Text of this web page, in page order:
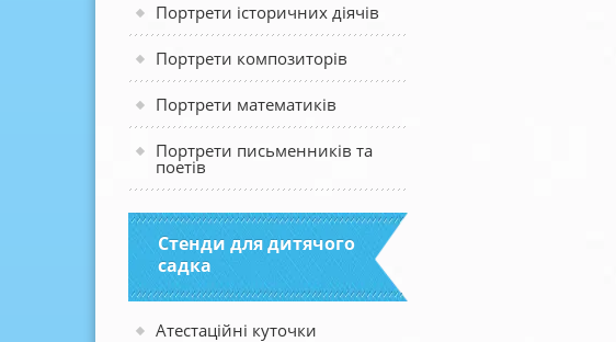
Портрети історичних діячів
Портрети композиторів
Портрети математиків
Портрети письменників та
поетів
Стенди для дитячого
садка
Атестаційні куточки